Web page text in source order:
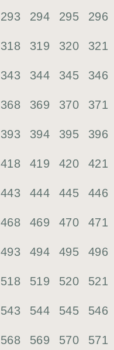
293 294 295 296
318 319 320 321
343 344 345 346
368 369 370 371
393 394 395 396
418 419 420 421
443 444 445 446
468 469 470 471
493 494 495 496
518 519 520 521
543 544 545 546
568 569 570 571